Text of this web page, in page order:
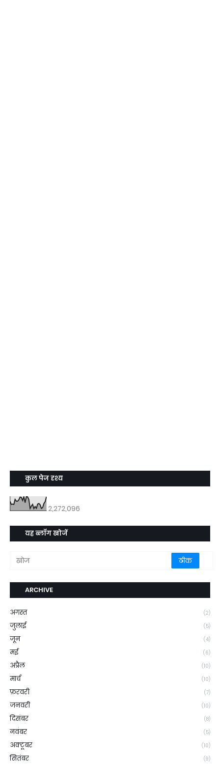
कुल पेज दृश्य
2,272,096
यह ब्लॉग खोजें
ARCHIVE
अगस्त (2)
जुलाई (5)
जून (4)
मई (6)
अप्रैल (10)
मार्च (10)
फ़रवरी (7)
जनवरी (10)
दिसंबर (8)
नवंबर (5)
अक्टूबर (10)
सितंबर (9)